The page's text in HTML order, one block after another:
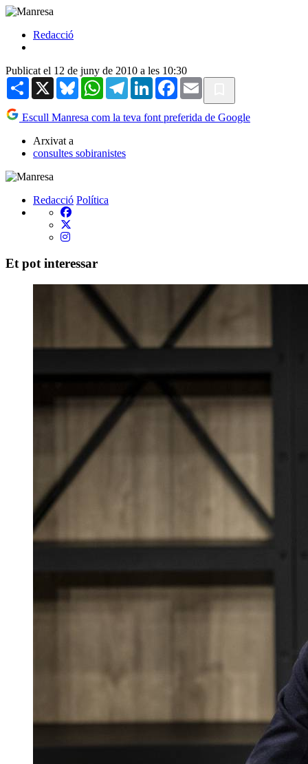
Redacció
Publicat el 12 de juny de 2010 a les 10:30
Share X BlueskyWhatsAppTelegramLinkedInFacebook
Email
Escull Manresa com la teva font preferida de Google
Arxivat a
consultes sobiranistes
Redacció Política
Et pot interessar